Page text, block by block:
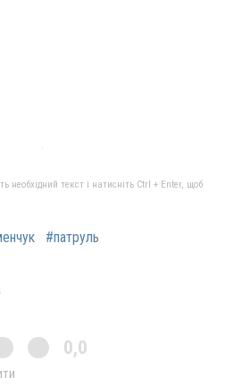
необхідний текст і натисніть Ctrl + Enter, щоб
#патруль
0,0